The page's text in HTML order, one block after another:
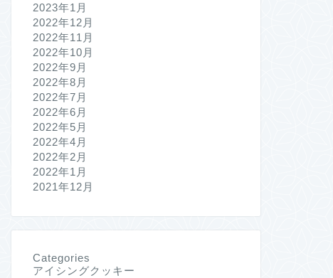
2023年1月
2022年12月
2022年11月
2022年10月
2022年9月
2022年8月
2022年7月
2022年6月
2022年5月
2022年4月
2022年2月
2022年1月
2021年12月
Categories
アイシングクッキー